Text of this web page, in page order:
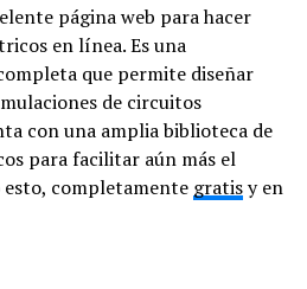
página web para hacer
en línea. Es una
que permite diseñar
de circuitos
con una amplia biblioteca de
para facilitar aún más el
esto, completamente gratisy en